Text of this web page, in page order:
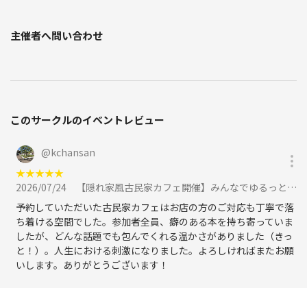
主催者へ問い合わせ
このサークルのイベントレビュー
@kchansan
★★★★★
2026/07/24
【隠れ家風古民家カフェ開催】みんなでゆるっと読書会📕に参加
予約していただいた古民家カフェはお店の方のご対応も丁寧で落
ち着ける空間でした。参加者全員、癖のある本を持ち寄っていま
したが、どんな話題でも包んでくれる温かさがありました（きっ
と！）。人生における刺激になりました。よろしければまたお願
いします。ありがとうございます！